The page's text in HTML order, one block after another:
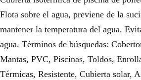
Flota sobre el agua, previene de la
mantener la temperatura del agua.
agua. Términos de búsquedas:
Mantas, PVC, Piscinas, Toldos,
Térmicas, Resistente, Cubierta solar,